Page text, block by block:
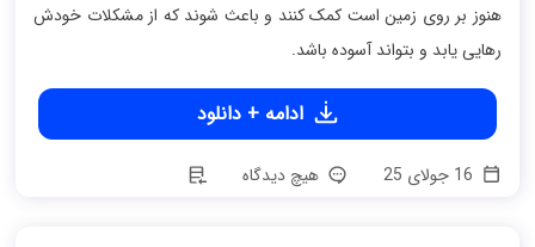
هنوز بر روی زمین است کمک کنند و باعث شوند که از مشکلات خودش
رهایی یابد و بتواند آسوده باشد.
ادامه + دانلود
هیچ دیدگاه